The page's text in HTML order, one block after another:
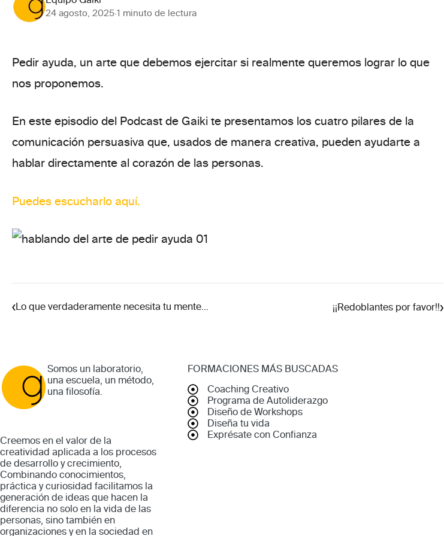
24 agosto, 2025·1 minuto de lectura
Pedir ayuda, un arte que debemos ejercitar si realmente queremos lograr lo que
nos proponemos.
En este episodio del Podcast de Gaiki te presentamos los cuatro pilares de la
comunicación persuasiva que, usados de manera creativa, pueden ayudarte a
hablar directamente al corazón de las personas.
Puedes escucharlo aquí.
‹Lo que verdaderamente necesita tu mente… ¡¡Redoblantes por favor!!›
Somos un laboratorio,
una escuela, un método,
una filosofía.
Creemos en el valor de la
creatividad aplicada a los procesos
de desarrollo y crecimiento,
Combinando conocimientos,
práctica y curiosidad facilitamos la
generación de ideas que hacen la
diferencia no solo en la vida de las
personas, sino también en
organizaciones y en la sociedad en
FORMACIONES MÁS BUSCADAS
Coaching Creativo
Programa de Autoliderazgo
Diseño de Workshops
Diseña tu vida
Exprésate con Confianza